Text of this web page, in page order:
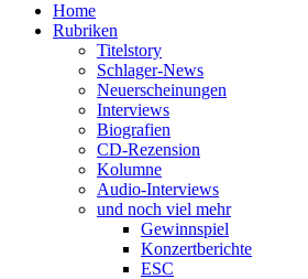
Home
Rubriken
Titelstory
Schlager-News
Neuerscheinungen
Interviews
Biografien
CD-Rezension
Kolumne
Audio-Interviews
und noch viel mehr
Gewinnspiel
Konzertberichte
ESC